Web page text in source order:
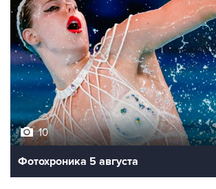
10
Фотохроника 5 августа